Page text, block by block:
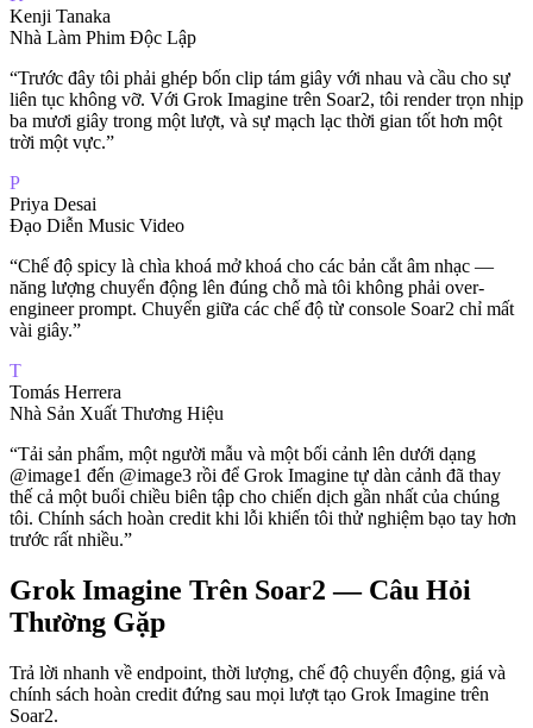
Kenji Tanaka
Nhà Làm Phim Độc Lập
“Trước đây tôi phải ghép bốn clip tám giây với nhau và cầu cho sự
liên tục không vỡ. Với Grok Imagine trên Soar2, tôi render trọn nhịp
ba mươi giây trong một lượt, và sự mạch lạc thời gian tốt hơn một
trời một vực.”
P
Priya Desai
Đạo Diễn Music Video
“Chế độ spicy là chìa khoá mở khoá cho các bản cắt âm nhạc —
năng lượng chuyển động lên đúng chỗ mà tôi không phải over-
engineer prompt. Chuyển giữa các chế độ từ console Soar2 chỉ mất
vài giây.”
T
Tomás Herrera
Nhà Sản Xuất Thương Hiệu
“Tải sản phẩm, một người mẫu và một bối cảnh lên dưới dạng
@image1 đến @image3 rồi để Grok Imagine tự dàn cảnh đã thay
thế cả một buổi chiều biên tập cho chiến dịch gần nhất của chúng
tôi. Chính sách hoàn credit khi lỗi khiến tôi thử nghiệm bạo tay hơn
trước rất nhiều.”
Grok Imagine Trên Soar2 — Câu Hỏi
Thường Gặp
Trả lời nhanh về endpoint, thời lượng, chế độ chuyển động, giá và
chính sách hoàn credit đứng sau mọi lượt tạo Grok Imagine trên
Soar2.